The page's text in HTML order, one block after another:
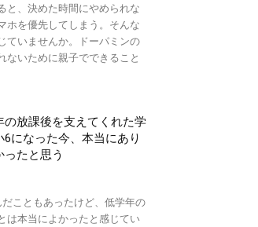
と、決めた時間にやめられな
ホを優先してしまう。そんな
ていませんか。ドーパミンの
ないために親子でできること
の放課後を支えてくれた学
6になった今、本当にあり
ったと思う
こともあったけど、低学年の
は本当によかったと感じてい